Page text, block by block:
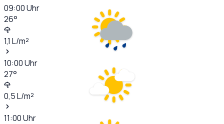
09:00Uhr
26°
1,1 L/m²
10:00Uhr
27°
0,5L/m²
11:00Uhr